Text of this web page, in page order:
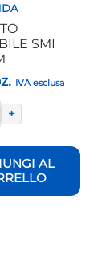
SMI
IVA esclusa
+
AL